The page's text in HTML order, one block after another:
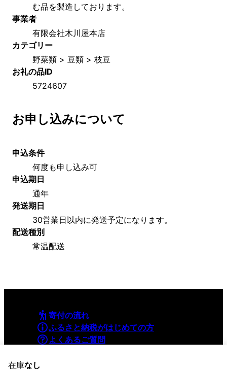
在庫なし
む品を製造しております。
事業者
有限会社木川屋本店
カテゴリー
野菜類 > 豆類 > 枝豆
お礼の品ID
5724607
お申し込みについて
申込条件
何度も申し込み可
申込期日
通年
発送期日
30営業日以内に発送予定になります。
配送種別
常温配送
寄付の流れ
ふるさと納税がはじめての方
よくあるご質問